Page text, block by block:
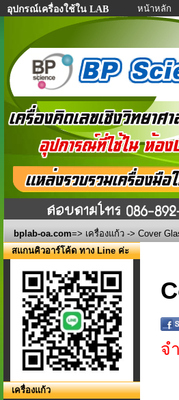
อุปกรณ์เครื่องใช้ใน LAB หน้าหลัก
bplab-oa.com=> เครื่องแก้ว -> Cover
สแกนคิวอาร์โค้ด ทาง Line ค่ะ
เครื่องแก้ว
จ